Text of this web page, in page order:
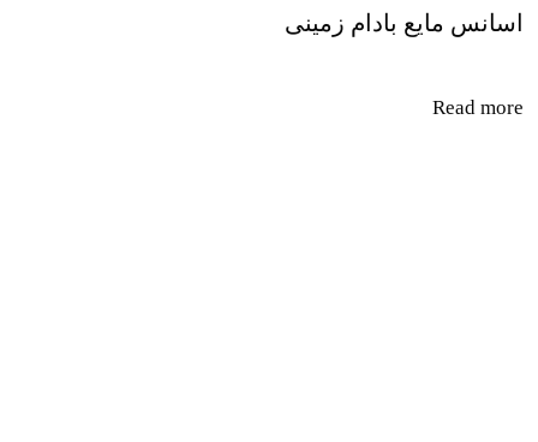
اسانس مایع بادام زمینی
Read more